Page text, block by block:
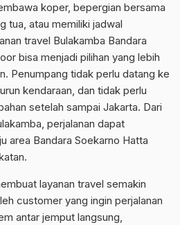
koper, bepergian bersama
tua, atau memiliki jadwal
travel Bulakamba Bandara
bisa menjadi pilihan yang lebih
Penumpang tidak perlu datang ke
kendaraan, dan tidak perlu
setelah sampai Jakarta. Dari
perjalanan dapat
area Bandara Soekarno Hatta
layanan travel semakin
customer yang ingin perjalanan
antar jemput langsung,